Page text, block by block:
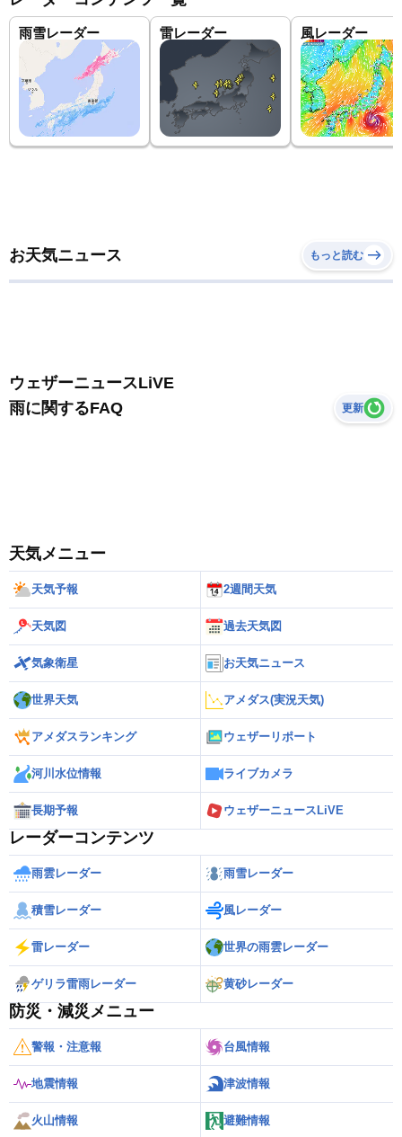
雨雪レーダー 雷レーダー 風レーダー
お天気ニュース もっと読む
ウェザーニュースLiVE
雨に関するFAQ
更新
天気メニュー
天気予報 2週間天気
天気図 過去天気図
気象衛星 お天気ニュース
世界天気 アメダス(実況天気)
アメダスランキング ウェザーリポート
河川水位情報 ライブカメラ
長期予報 ウェザーニュースLiVE
レーダーコンテンツ
雨雲レーダー 雨雪レーダー
積雪レーダー 風レーダー
雷レーダー 世界の雨雲レーダー
ゲリラ雷雨レーダー 黄砂レーダー
防災・減災メニュー
警報・注意報 台風情報
地震情報 津波情報
火山情報 避難情報